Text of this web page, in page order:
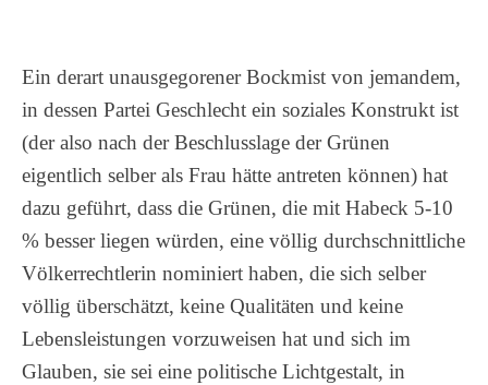
Ein derart unausgegorener Bockmist von jemandem,
in dessen Partei Geschlecht ein soziales Konstrukt ist
(der also nach der Beschlusslage der Grünen
eigentlich selber als Frau hätte antreten können) hat
dazu geführt, dass die Grünen, die mit Habeck 5-10
% besser liegen würden, eine völlig durchschnittliche
Völkerrechtlerin nominiert haben, die sich selber
völlig überschätzt, keine Qualitäten und keine
Lebensleistungen vorzuweisen hat und sich im
Glauben, sie sei eine politische Lichtgestalt, in